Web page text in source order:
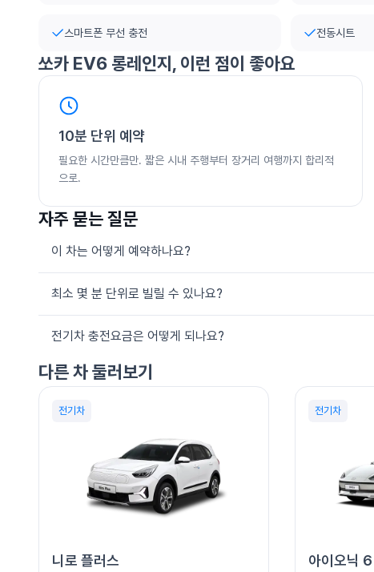
스마트폰 무선 충전 전동시트
쏘카 EV6 롱레인지, 이런 점이 좋아요
10분 단위 예약
필요한 시간만큼만. 짧은 시내 주행부터 장거리 여행까지 합리적
으로.
자주 묻는 질문
이 차는 어떻게 예약하나요?
쏘카 앱 또는 웹에서 위치·일정을 선택한 뒤 원하는 차량을 고르면 됩니다.
최소 몇 분 단위로 빌릴 수 있나요?
10분 단위로 원하는 만큼만 이용할 수 있어, 짧은 시내 주행부터 긴 여
전기차 충전요금은 어떻게 되나요?
전기차는 주행요금이 무료이며, 충전은 쏘카존 또는 공용 충전 인프라
다른 차 둘러보기
전기차
니로 플러스
전기차
아이오닉